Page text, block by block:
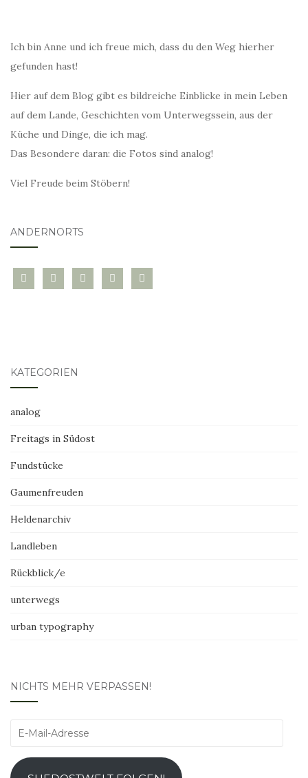
Ich bin Anne und ich freue mich, dass du den Weg hierher
gefunden hast!
Hier auf dem Blog gibt es bildreiche Einblicke in mein Leben
auf dem Lande, Geschichten vom Unterwegssein, aus der
Küche und Dinge, die ich mag.
Das Besondere daran: die Fotos sind analog!
Viel Freude beim Stöbern!
ANDERNORTS
bloglovininstagramtwitter pinterest
mail
KATEGORIEN
analog
Freitags in Südost
Fundstücke
Gaumenfreuden
Heldenarchiv
Landleben
Rückblick/e
unterwegs
urban typography
NICHTS MEHR VERPASSEN!
E-
Adresse